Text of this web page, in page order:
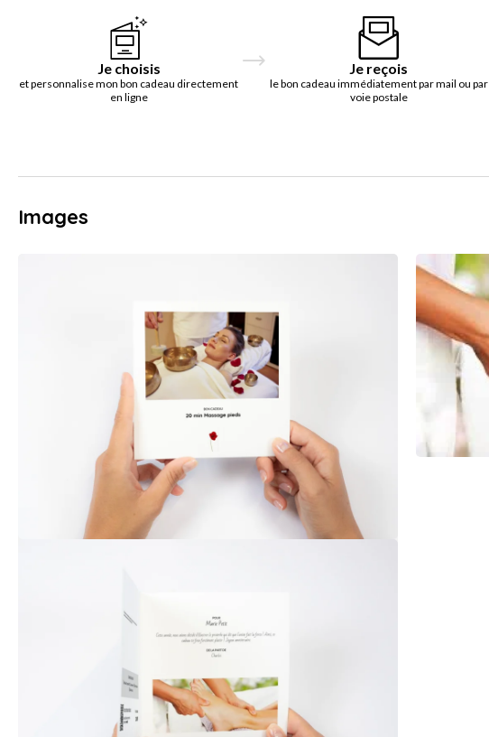
Je choisis
et personnalise mon bon cadeau directement
en ligne
Je reçois
le bon cadeau immédiatement par mail ou par
voie postale
Images